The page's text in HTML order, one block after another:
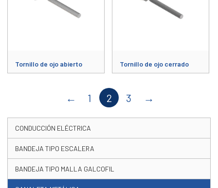
Tornillo de ojo abierto
Tornillo de ojo cerrado
← 1 2 3 →
CONDUCCIÓN ELÉCTRICA
BANDEJA TIPO ESCALERA
BANDEJA TIPO MALLA GALCOFIL